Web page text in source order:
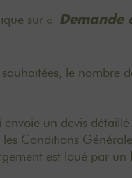
sur « Demande
le
un devis
Conditions
est loué par